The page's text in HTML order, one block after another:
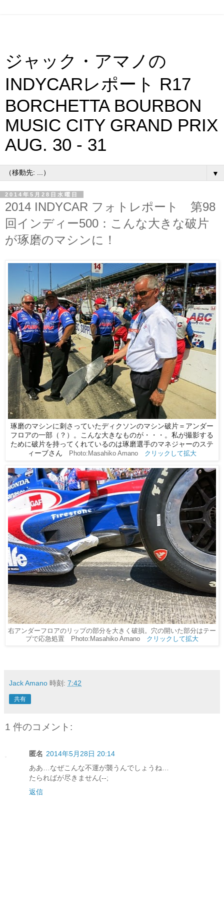
ジャック・アマノの
INDYCARレポート R17
BORCHETTA BOURBON
MUSIC CITY GRAND PRIX
AUG. 30 - 31
▼
2014年5月28日水曜日
2014 INDYCAR フォトレポート 第98
回インディー500：こんな大きな破片
が琢磨のマシンに！
琢磨のマシンに刺さっていたディクソンのマシン破片＝ アンダー
フロアの一部（？）。こんな大きなものが・・・。 私が撮影する
ために破片を持ってくれているのは琢磨選手のマネジャーのステ
ィーブさん Photo:Masahiko Amano クリックして拡大
右アンダーフロアのリップの部分を大きく破損。穴の開いた部分はテー
プで応急処置 Photo:Masahiko Amano クリックして拡大
Jack Amano 時刻: 7:42
共有
1 件のコメント:
匿名 2014年5月28日 20:14
ああ…なぜこんな不運が襲うんでしょうね…
たらればが尽きません(--;
返信